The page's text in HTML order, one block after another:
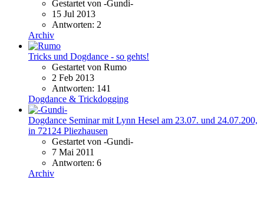
Gestartet von -Gundi-
15 Jul 2013
Antworten: 2
Archiv
Tricks und Dogdance - so gehts!
Gestartet von Rumo
2 Feb 2013
Antworten: 141
Dogdance & Trickdogging
Dogdance Seminar mit Lynn Hesel am 23.07. und 24.07.200,
in 72124 Pliezhausen
Gestartet von -Gundi-
7 Mai 2011
Antworten: 6
Archiv